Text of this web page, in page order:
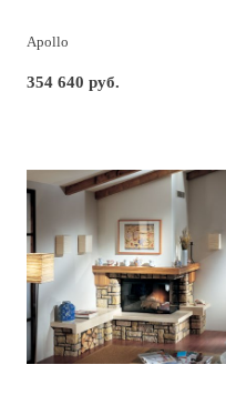
Apollo
354 640 руб.